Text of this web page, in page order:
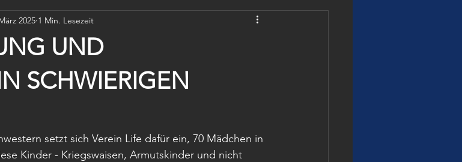
UND
SCHWIERIGEN
2025 1 Min. Lesezeit
setzt sich Verein Life dafür ein, 70 Mädchen in
Kinder - Kriegswaisen, Armutskinder und nicht